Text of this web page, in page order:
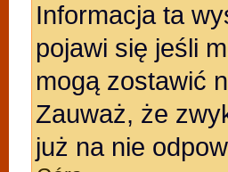
Informacja ta
pojawi się jeśli
mogą zostawić
Zauważ, że
już na nie